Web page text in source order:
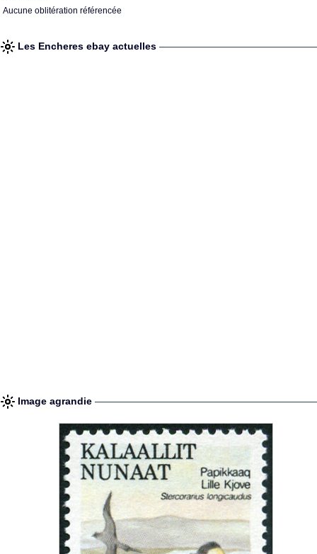
Aucune oblitération référencée
Les Encheres ebay actuelles
Image agrandie